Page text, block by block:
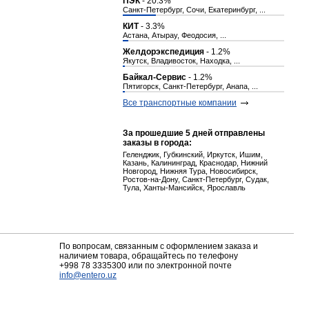
Санкт-Петербург, Сочи, Екатеринбург, ...
КИТ- 3.3%
Астана, Атырау, Феодосия, ...
Желдорэкспедиция - 1.2%
Якутск, Владивосток, Находка, ...
Байкал-Сервис - 1.2%
Пятигорск, Санкт-Петербург, Анапа, ...
Все транспортные компании
За прошедшие 5 дней отправлены
заказы в города:
Геленджик, Губкинский, Иркутск, Ишим,
Казань, Калининград, Краснодар, Нижний
Новгород, Нижняя Тура, Новосибирск,
Ростов-на-Дону, Санкт-Петербург, Судак,
Тула, Ханты-Мансийск, Ярославль
По вопросам, связанным с оформлением заказа и
наличием товара, обращайтесь по телефону
+998 78 3335300 или по электронной почте
info@entero.uz